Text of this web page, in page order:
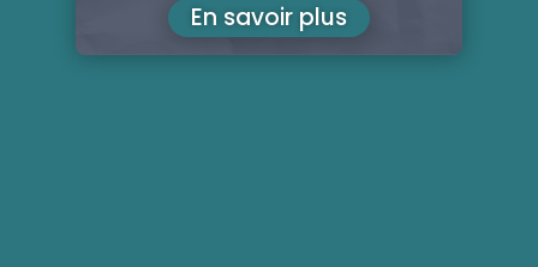
En savoir plus